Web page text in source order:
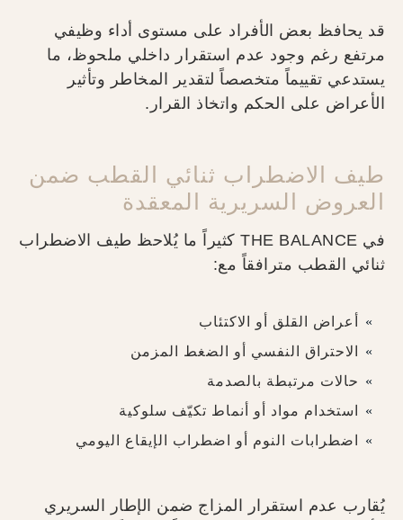
قد يحافظ بعض الأفراد على مستوى أداء وظيفي
مرتفع رغم وجود عدم استقرار داخلي ملحوظ، ما
يستدعي تقييماً متخصصاً لتقدير المخاطر وتأثير
الأعراض على الحكم واتخاذ القرار.
طيف الاضطراب ثنائي القطب ضمن
العروض السريرية المعقدة
في THE BALANCE كثيراً ما يُلاحظ طيف الاضطراب
ثنائي القطب مترافقاً مع:
أعراض القلق أو الاكتئاب
الاحتراق النفسي أو الضغط المزمن
حالات مرتبطة بالصدمة
استخدام مواد أو أنماط تكيّف سلوكية
اضطرابات النوم أو اضطراب الإيقاع اليومي
يُقارب عدم استقرار المزاج ضمن الإطار السريري